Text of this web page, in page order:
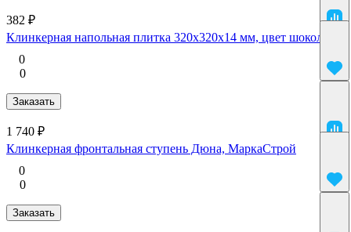
382 ₽
Клинкерная напольная плитка 320x320x14 мм, цвет шоколад
0
0
Заказать
1 740 ₽
Клинкерная фронтальная ступень Дюна, МаркаСтрой
0
0
Заказать